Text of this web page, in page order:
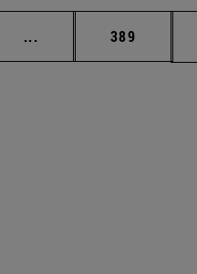
... Páginas intermedias
Página
389